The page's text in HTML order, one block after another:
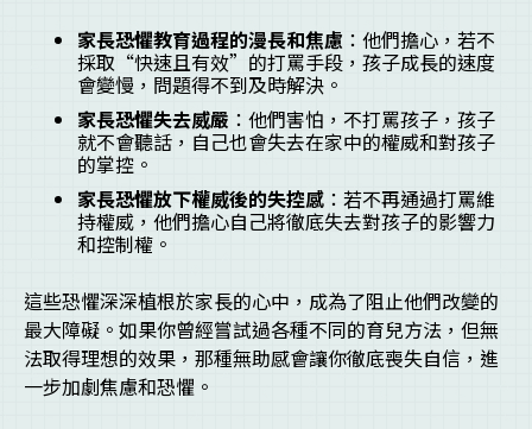
家長恐懼教育過程的漫長和焦慮 ：他們擔心，若不
採取“快速且有效”的打罵手段，孩子成長的速度
會變慢，問題得不到及時解決。
家長恐懼失去威嚴 ：他們害怕，不打罵孩子，孩子
就不會聽話，自己也會失去在家中的權威和對孩子
的掌控。
家長恐懼放下權威後的失控感 ：若不再通過打罵維
持權威，他們擔心自己將徹底失去對孩子的影響力
和控制權。
這些恐懼深深植根於家長的心中，成為了阻止他們改變的
最大障礙。如果你曾經嘗試過各種不同的育兒方法，但無
法取得理想的效果，那種無助感會讓你徹底喪失自信，進
一步加劇焦慮和恐懼。